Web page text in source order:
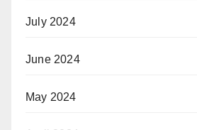
July 2024
June 2024
May 2024